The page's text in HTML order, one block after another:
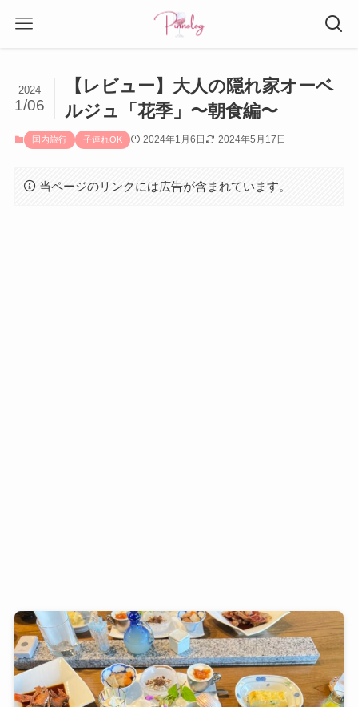
【レビュー】大人の隠れ家オーベ
ルジュ「花季」〜朝食編〜
2024
1/06
国内旅行 子連れOK 2024年1月6日 2024年5月17日
当ページのリンクには広告が含まれています。